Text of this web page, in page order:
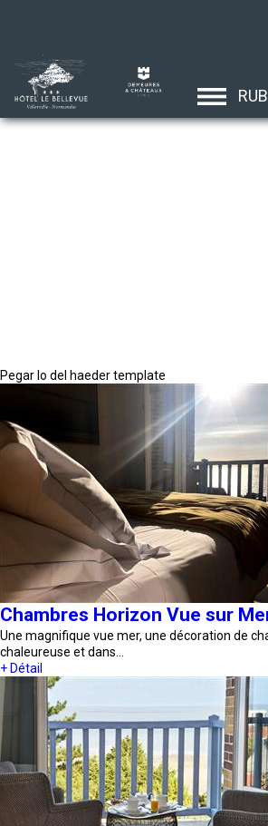
Pegar lo del haeder template
Chambres Horizon Vue sur
Une magnifique vue mer, une décoration de
chaleureuse et dans…
+ Détail